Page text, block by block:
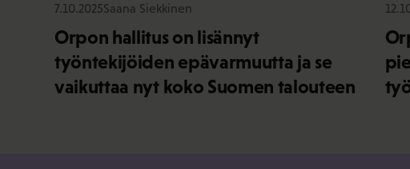
7.10.2025Saana Siekkinen
Orpon hallitus on lisännyt
työntekijöiden epävarmuutta ja se
vaikuttaa nyt koko Suomen talouteen